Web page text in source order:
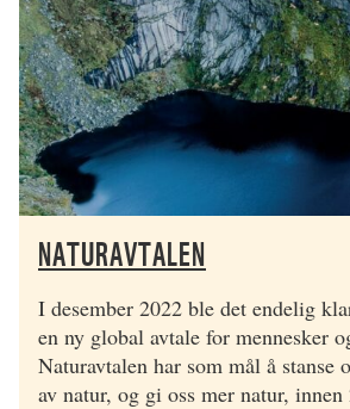
NATURAVTALEN
I desember 2022 ble det endelig
en ny global avtale for mennesker
Naturavtalen har som mål å stanse
av natur, og gi oss mer natur, innen